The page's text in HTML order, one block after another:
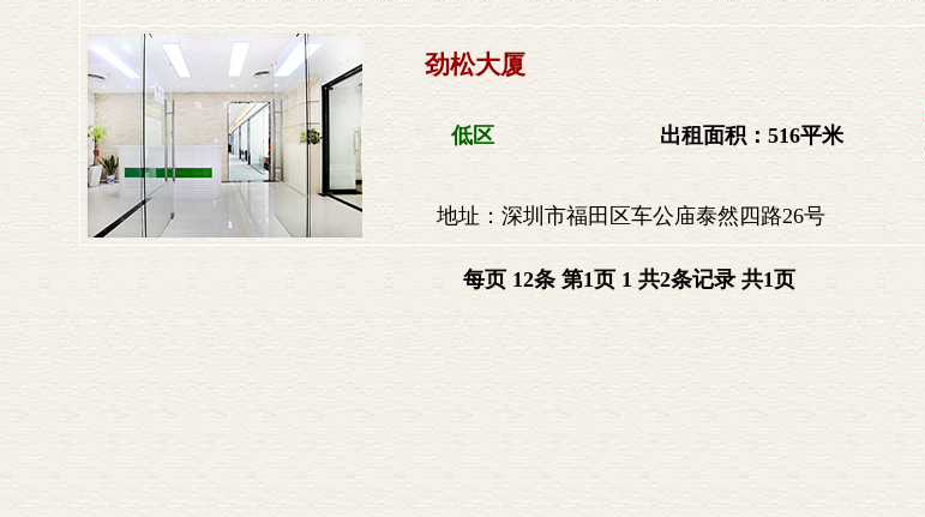
劲松大厦
低区 出租面积：516平米
地址：深圳市福田区车公庙泰然四路26号
每页 12条 第1页 1 共2条记录 共1页